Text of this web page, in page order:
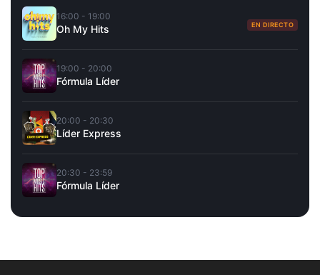
16:00 - 19:00
Oh My Hits EN DIRECTO
19:00 - 20:00
Fórmula Líder
20:00 - 20:30
Líder Express
20:30 - 23:59
Fórmula Líder